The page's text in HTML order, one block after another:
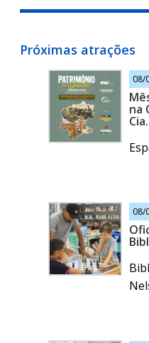
Próximas atrações
08/
na
08/